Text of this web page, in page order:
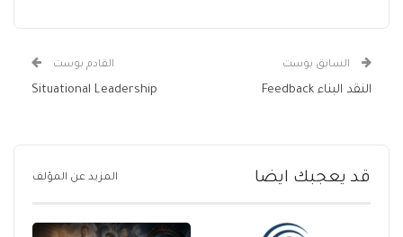
السابق بوست
النقد البناء Feedback
القادم بوست
Situational Leadership
قد يعجبك ايضا المزيد عن المؤلف